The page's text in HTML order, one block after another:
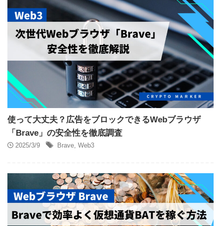
使って大丈夫？広告をブロックできるWebブラウザ
「Brave」の安全性を徹底調査
2025/3/9 Brave Web3